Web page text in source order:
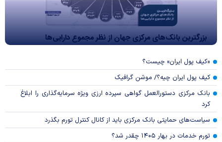
بزرگترین بانک‌های مرکزی جهان از نظر مجموع دارایی‌ها
«کیف پول ایران» چیست؟
کیف پول ایران چیه؟/ موشن گرافیک
بانک مرکزی دستورالعمل گواهی سپرده ارزی ویژه سرمایه‌گذاری را ابلاغ
کرد
سیاست‌های حمایتی بانک مرکزی باید از کانال کنترل تورم بگذرد
تورم خدمات در بهار ۱۴۰۵ چقدر شد؟